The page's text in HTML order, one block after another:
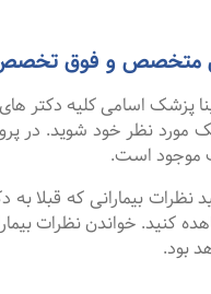
متخصص و فوق تخصص
پزشک اسامی کلیه دکتر
مورد نظر خود شوید.
موجود است.
نظرات بیمارانی که
کنید. خواندن نظرات
بود.